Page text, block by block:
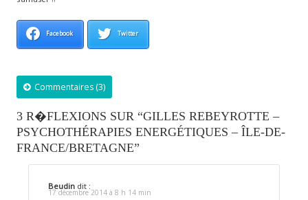
Facebook Twitter
Commentaires (3)
3 R�FLEXIONS SUR “GILLES REBEYROTTE –
PSYCHOTHÉRAPIES ENERGÉTIQUES – ÎLE-DE-
FRANCE/BRETAGNE”
Beudin dit :
17 décembre 2014 à 8 h 14 min